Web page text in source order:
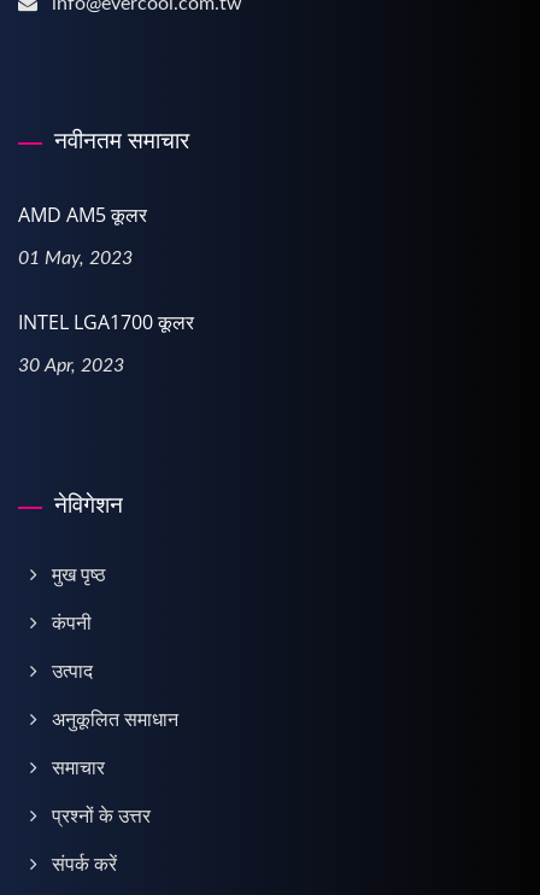
नवीनतम समाचार
AMD AM5 कूलर
01 May, 2023
INTEL LGA1700 कूलर
30 Apr, 2023
नेविगेशन
मुख पृष्ठ
कंपनी
उत्पाद
अनुकूलित समाधान
समाचार
प्रश्नों के उत्तर
संपर्क करें